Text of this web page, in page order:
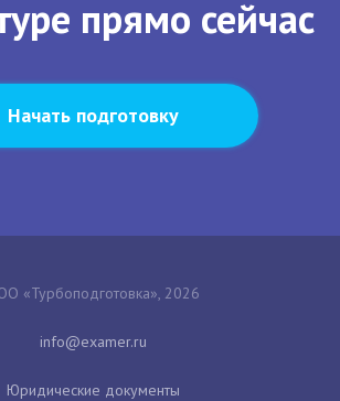
прямо сейчас
Начать подготовку
«Турбоподготовка», 2026
Юридические документы